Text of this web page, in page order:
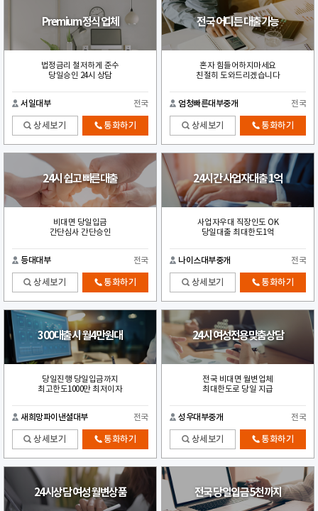
Premium 정식 업체
법정금리 철저하게 준수
당일승인 24시 상담
서일대부 전국
상세보기 통화하기
전국 어디든 대출가능
혼자 힘들어하지마세요
친절히 도와드리겠습니다
엄청빠른대부중개 전국
상세보기 통화하기
24시 쉽고 빠른대출
비대면 당일입금
간단심사 간단승인
등대대부 전국
상세보기 통화하기
24시간 사업자대출 1억
사업자우대 직장인도 OK
당일대출 최대한도1억
나이스대부중개 전국
상세보기 통화하기
300대출시 월4만원대
당일진행 당일입금까지
최고한도1000만 최저이자
새희망파이낸셜대부 전국
상세보기 통화하기
24시 여성전용맞춤상담
전국 비대면 월변업체
최대한도로 당일 지급
성우대부중개 전국
상세보기 통화하기
24시상담 여성 월변상품 전국 당일입금 5천까지